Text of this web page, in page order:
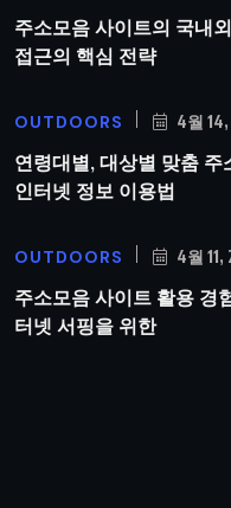
주소모음 사이트의 국내
접근의 핵심 전략
OUTDOORS 4월
연령대별, 대상별 맞춤
인터넷 정보 이용법
OUTDOORS 4월
주소모음 사이트 활용 경
터넷 서핑을 위한